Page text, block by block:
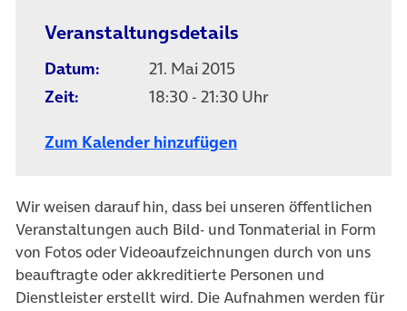
Veranstaltungsdetails
Datum:
21. Mai 2015
Zeit:
18:30 - 21:30 Uhr
Zum Kalender hinzufügen
Wir weisen darauf hin, dass bei unseren öffentlichen
Veranstaltungen auch Bild- und Tonmaterial in Form
von Fotos oder Videoaufzeichnungen durch von uns
beauftragte oder akkreditierte Personen und
Dienstleister erstellt wird. Die Aufnahmen werden für